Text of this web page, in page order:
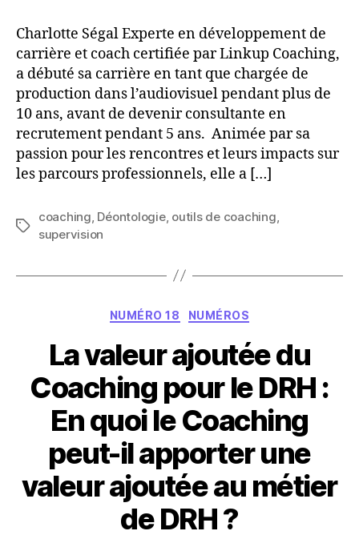
Charlotte Ségal Experte en développement de
carrière et coach certifiée par Linkup Coaching,
a débuté sa carrière en tant que chargée de
production dans l’audiovisuel pendant plus de
10 ans, avant de devenir consultante en
recrutement pendant 5 ans. Animée par sa
passion pour les rencontres et leurs impacts sur
les parcours professionnels, elle a […]
Étiquettes
coaching, Déontologie, outils de coaching,
supervision
Catégories
NUMÉRO 18 NUMÉROS
La valeur ajoutée du
Coaching pour le DRH :
En quoi le Coaching
peut-il apporter une
valeur ajoutée au métier
de DRH ?